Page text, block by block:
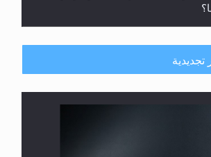
تجديدية